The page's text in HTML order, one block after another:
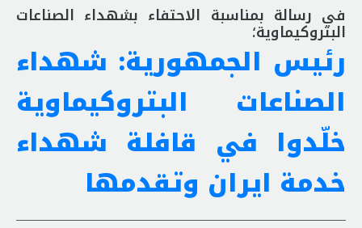
في رسالة بمناسبة الاحتفاء بشهداء الصناعات
البتروكيماوية؛
رئيس الجمهورية: شهداء
الصناعات البتروكيماوية
خلّدوا في قافلة شهداء
خدمة ايران وتقدمها